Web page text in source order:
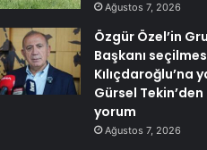
Ağustos 7, 2026
Özgür Özel’in
Başkanı
Kılıçdaroğlu’na
Gürsel Tekin’den
yorum
Ağustos 7, 2026